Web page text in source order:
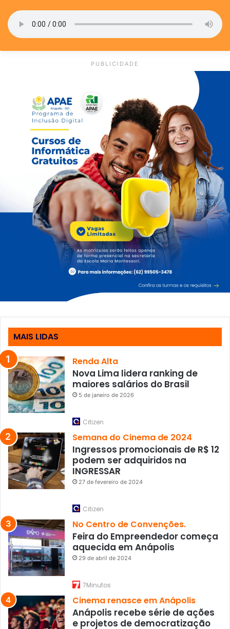
PUBLICIDADE
MAIS LIDAS
Renda Alta
Nova Lima lidera ranking de
maiores salários do Brasil
5 de janeiro de 2026
Citizen
Semana do Cinema de 2024
Ingressos promocionais de R$ 12
podem ser adquiridos na
INGRESSAR
27 de fevereiro de 2024
Citizen
No Centro de Convenções.
Feira do Empreendedor começa
aquecida em Anápolis
29 de abril de 2024
7Minutos
Cinema renasce em Anápolis
Anápolis recebe série de ações
e projetos de democratização